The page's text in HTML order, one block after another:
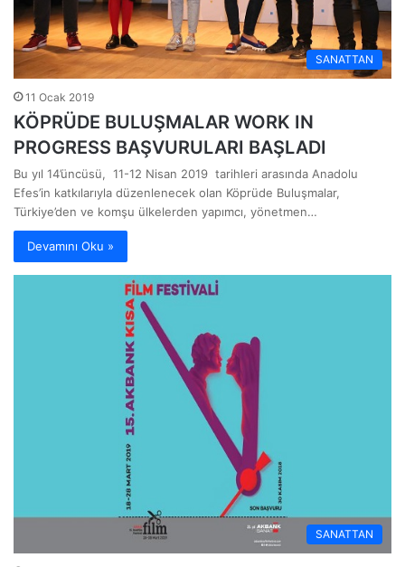
SANATTAN
11 Ocak 2019
KÖPRÜDE BULUŞMALAR WORK IN
PROGRESS BAŞVURULARI BAŞLADI
Bu yıl 14’üncüsü, 11-12 Nisan 2019 tarihleri arasında Anadolu
Efes’in katkılarıyla düzenlenecek olan Köprüde Buluşmalar,
Türkiye’den ve komşu ülkelerden yapımcı, yönetmen…
Devamını Oku »
SANATTAN